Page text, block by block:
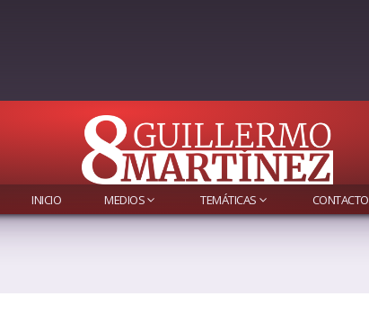
INICIO MEDIOS TEMÁTICAS CONTACTO